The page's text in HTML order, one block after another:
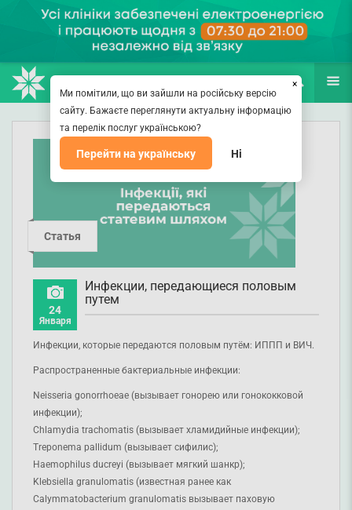
(067) 127-03-03
ПОИСК ЕЩЁ
Статья
24
Января
Инфекции, передающиеся половым
путем
Инфекции, которые передаются половым путём: ИППП и ВИЧ.
Распространенные бактериальные инфекции:
Neisseria gonorrhoeae (вызывает гонорею или гонококковой
инфекции);
Chlamydia trachomatis (вызывает хламидийные инфекции);
Treponema pallidum (вызывает сифилис);
Haemophilus ducreyi (вызывает мягкий шанкр);
Klebsiella granulomatis (известная ранее как
Calymmatobacterium granulomatis вызывает паховую
×
Ми помітили, що ви зайшли на російську версію
сайту. Бажаєте переглянути актуальну інформацію
та перелік послуг українською?
Перейти на українську Ні